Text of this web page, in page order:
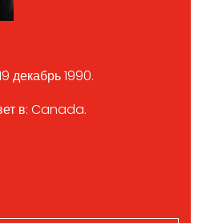
декабрь 1990.
в: Canada.